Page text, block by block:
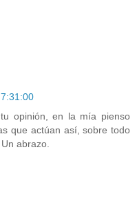
opinión, en la mía pienso
que actúan así, sobre todo
abrazo.